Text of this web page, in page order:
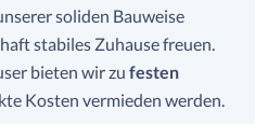
soliden Bauweise
stabiles Zuhause freuen.
bieten wir zu festen
Kosten vermieden werden.